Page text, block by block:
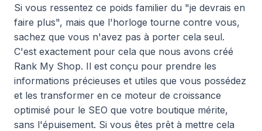
Si vous ressentez ce poids familier du "je devrais en
faire plus", mais que l'horloge tourne contre vous,
sachez que vous n'avez pas à porter cela seul.
C'est exactement pour cela que nous avons créé
Rank My Shop. Il est conçu pour prendre les
informations précieuses et utiles que vous possédez
et les transformer en ce moteur de croissance
optimisé pour le SEO que votre boutique mérite,
sans l'épuisement. Si vous êtes prêt à mettre cela